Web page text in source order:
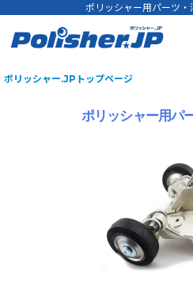
ポリッシャー用パーツ
ポリッシャー.JPトップページ
ポリッシャー用パ